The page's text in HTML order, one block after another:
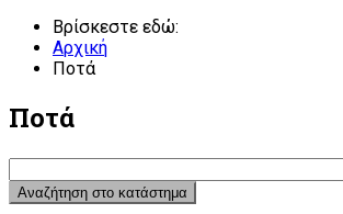
Βρίσκεστε εδώ:
Αρχική
Ποτά
Ποτά